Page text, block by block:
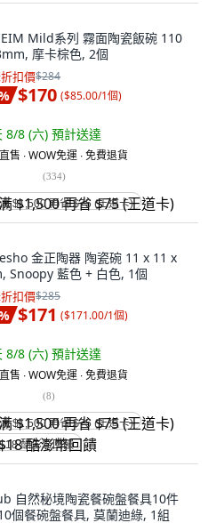
Mild系列 霧面陶瓷飯碗 110
摩卡棕色, 2個
扣價$284
$170 ($85.00/1個)
8/8 (六) 預計送達
售 ∙ WOW免運 ∙ 免費退貨
(334)
满 $1,500 再省 $75 (王道卡)
金正陶器 陶瓷碗 11 x 11 x
Snoopy 藍色 + 白色, 1個
扣價$285
$171 ($171.00/1個)
8/8 (六) 預計送達
售 ∙ WOW免運 ∙ 免費退貨
(8)
满 $1,500 再省 $75 (王道卡)
$18 酷澎幣回饋
自然秘境陶瓷餐碗盤餐具10件
個餐碗盤餐具, 莫蘭迪綠, 1組